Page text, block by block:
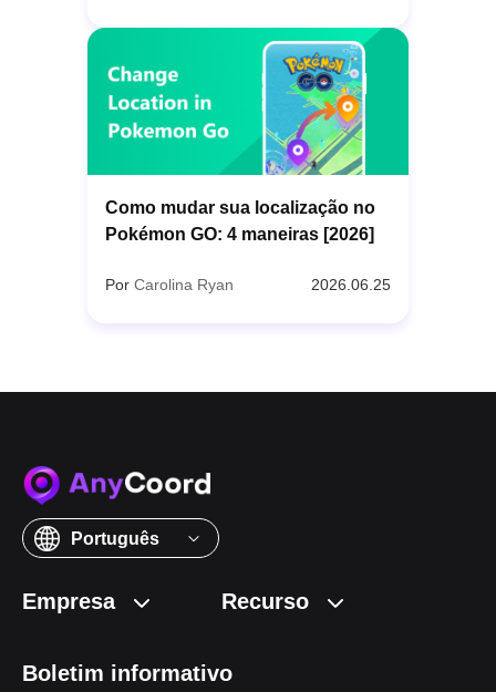
Como mudar sua localização no
Pokémon GO: 4 maneiras [2026]
Por Carolina Ryan 2026.06.25
Português
Empresa Recurso
Boletim informativo